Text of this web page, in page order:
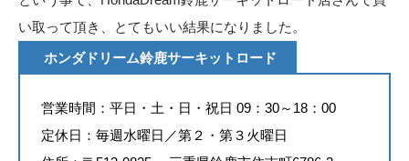
い取って頂き、とてもいい結果になりました。
ホンダドリーム鈴鹿サーキットロード
営業時間：平日・土・日・祝日 09：30～18：00
定休日：毎週水曜日／第２・第３火曜日